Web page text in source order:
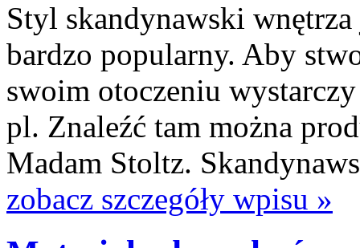
Styl skandynawski
bardzo popularny. Aby
swoim otoczeniu
pl. Znaleźć tam można
Madam Stoltz.
zobacz szczegóły wpisu »